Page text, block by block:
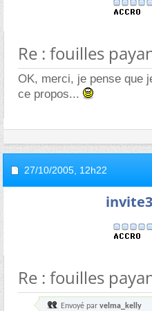
Re : fouilles
OK, merci, je pense que
ce propos...
27/10/2005, 12h22
Re : fouilles
Envoyé par velma_kelly